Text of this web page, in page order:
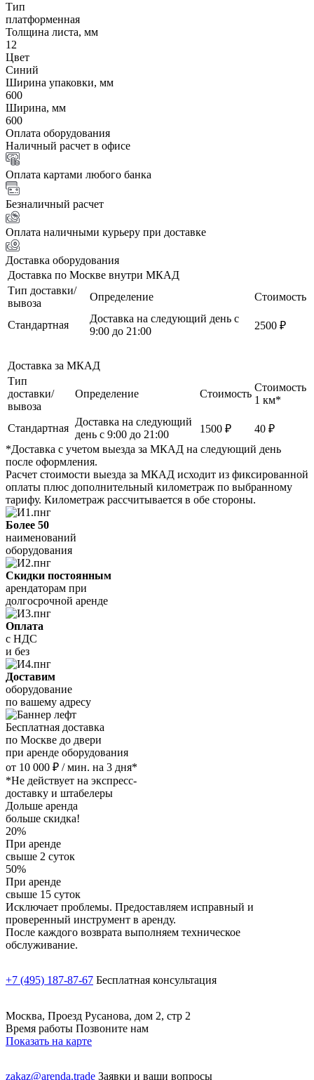
Тип
платформенная
Толщина листа, мм
12
Цвет
Синий
Ширина упаковки, мм
600
Ширина, мм
600
Оплата оборудования
Наличный расчет в офисе
Оплата картами любого банка
Безналичный расчет
Оплата наличными курьеру при доставке
Доставка оборудования
Доставка по Москве внутри МКАД
Тип доставки/
вывоза
Определение Стоимость
Стандартная
Доставка на следующий день с
9:00 до 21:00
2500 ₽
Доставка за МКАД
Тип
доставки/
вывоза
Определение Стоимость
Стоимость
1 км*
Стандартная
Доставка на следующий
день с 9:00 до 21:00
1500 ₽
40 ₽
*Доставка с учетом выезда за МКАД на следующий день
после оформления.
Расчет стоимости выезда за МКАД исходит из фиксированной
оплаты плюс дополнительный километраж по выбранному
тарифу. Километраж рассчитывается в обе стороны.
Более 50
наименований
оборудования
Скидки постоянным
арендаторам при
долгосрочной аренде
Оплата
с НДС
и без
Доставим
оборудование
по вашему адресу
Бесплатная доставка
по Москве до двери
при аренде оборудования
от 10 000 ₽ / мин. на 3 дня*
*Не действует на экспресс-
доставку и штабелеры
Дольше аренда
больше скидка!
20%
При аренде
свыше 2 суток
50%
При аренде
свыше 15 суток
Исключает проблемы. Предоставляем исправный и
проверенный инструмент в аренду.
После каждого возврата выполняем техническое
обслуживание.
+7 (495) 187-87-67 Бесплатная консультация
Москва, Проезд Русанова, дом 2, стр 2
Время работы Позвоните нам
Показать на карте
zakaz@arenda.trade Заявки и ваши вопросы